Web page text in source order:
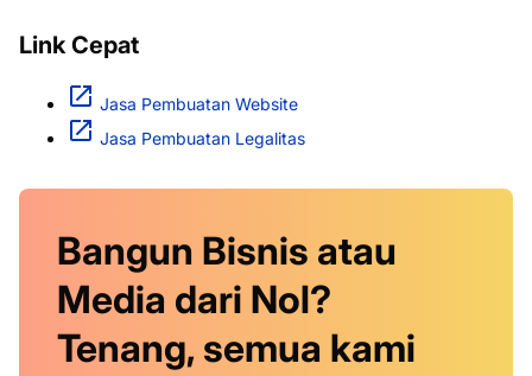
Link Cepat
Jasa Pembuatan Website
Jasa Pembuatan Legalitas
Bangun Bisnis atau
Media dari Nol?
Tenang, semua kami